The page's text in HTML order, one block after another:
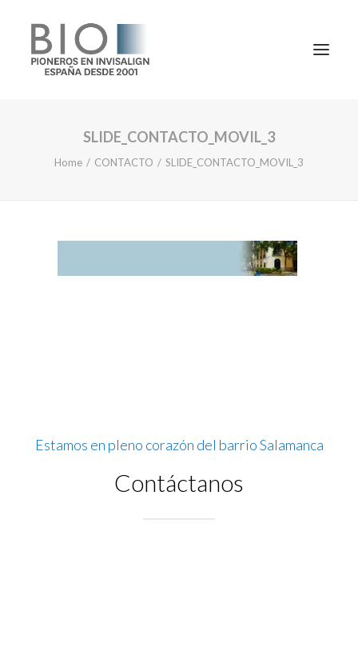
TRATAMIENTOS
DOCTORES
CONTACTO
SLIDE_CONTACTO_MOVIL_3
Home CONTACTO SLIDE_CONTACTO_MOVIL_3
Estamos en pleno corazón del barrio Salamanca
Contáctanos